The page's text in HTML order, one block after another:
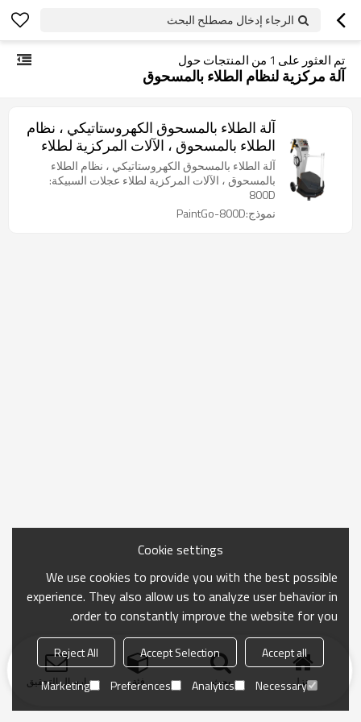
الرجاء إدخال مصطلح البحث
تم العثور على 1 من المنتجات حول
آلة مركزية لنظام الطلاء بالمسحوق
آلة الطلاء بالمسحوق الكهروستاتيكي ، نظام
الطلاء بالمسحوق ، الآلات المركزية لطلاء
عجلات السبيكة: 800D
آلة الطلاء بالمسحوق الكهروستاتيكي ، نظام الطلاء
بالمسحوق ، الآلات المركزية لطلاء عجلات السبيكة:
800D
نموذج:PaintGo-800D
منزل بحث فئة ارسال التحقيق
Cookie settings
We use cookies to provide you with the best possible
experience. They also allow us to analyze user behavior in
order to constantly improve the website for you.
Accept all
Accept Selection
Reject All
Necessary
Analytics
Preferences
Marketing